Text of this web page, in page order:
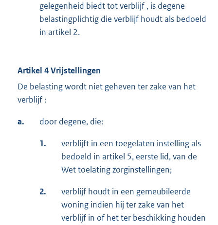
gelegenheid biedt tot verblijf , is degene
belastingplichtig die verblijf houdt als bedoeld
in artikel 2.
Artikel 4 Vrijstellingen
De belasting wordt niet geheven ter zake van het
verblijf :
a. door degene, die:
1.
verblijft in een toegelaten instelling als
bedoeld in artikel 5, eerste lid, van de
Wet toelating zorginstellingen;
2.
verblijf houdt in een gemeubileerde
woning indien hij ter zake van het
verblijf in of het ter beschikking houden